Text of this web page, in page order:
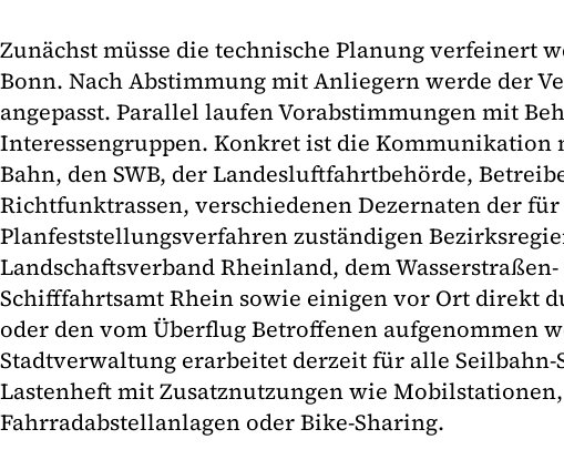
Zunächst müsse die technische Planung verfeinert
Bonn. Nach Abstimmung mit Anliegern werde der
angepasst. Parallel laufen Vorabstimmungen mit
Interessengruppen. Konkret ist die Kommunikation
Bahn, den SWB, der Landesluftfahrtbehörde,
Richtfunktrassen, verschiedenen Dezernaten der für
Planfeststellungsverfahren zuständigen
Landschaftsverband Rheinland, dem
Schifffahrtsamt Rhein sowie einigen vor Ort direkt
oder den vom Überflug Betroffenen aufgenommen
Stadtverwaltung erarbeitet derzeit für alle
Lastenheft mit Zusatznutzungen wie Mobilstationen,
Fahrradabstellanlagen oder Bike-Sharing.